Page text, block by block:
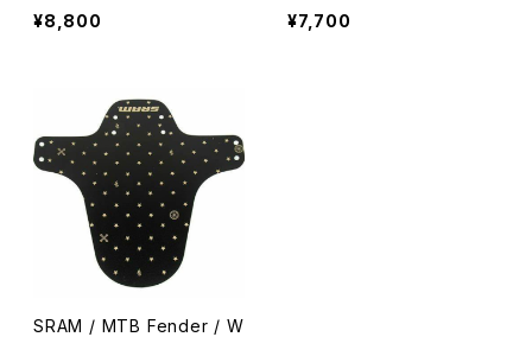
¥8,800
¥7,700
SRAM / MTB Fender / W